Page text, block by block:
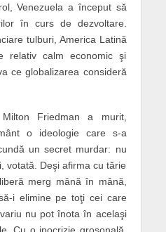
Venezuela a început să
în curs de dezvoltare.
tulburi, America Latină
relativ calm economic şi
ce globalizarea consideră
Friedman a murit,
o ideologie care s-a
un secret murdar: nu
votată. Deşi afirma cu tărie
merg mână în mână,
i elimine pe toţi cei care
nu pot înota în acelaşi